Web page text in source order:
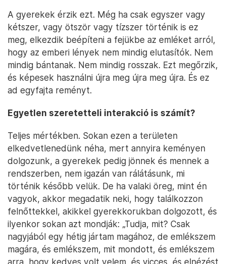
A gyerekek érzik ezt. Még ha csak egyszer vagy
kétszer, vagy ötször vagy tízszer történik is ez
meg, elkezdik beépíteni a fejükbe az emléket arról,
hogy az emberi lények nem mindig elutasítók. Nem
mindig bántanak. Nem mindig rosszak. Ezt megőrzik,
és képesek használni újra meg újra meg újra. És ez
ad egyfajta reményt.
Egyetlen szeretetteli interakció is számít?
Teljes mértékben. Sokan ezen a területen
elkedvetlenedünk néha, mert annyira keményen
dolgozunk, a gyerekek pedig jönnek és mennek a
rendszerben, nem igazán van rálátásunk, mi
történik később velük. De ha valaki öreg, mint én
vagyok, akkor megadatik neki, hogy találkozzon
felnőttekkel, akikkel gyerekkorukban dolgozott, és
ilyenkor sokan azt mondják: „Tudja, mit? Csak
nagyjából egy hétig jártam magához, de emlékszem
magára, és emlékszem, mit mondott, és emlékszem